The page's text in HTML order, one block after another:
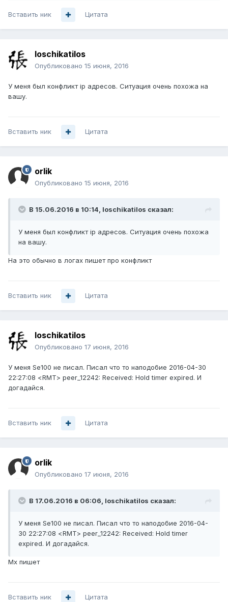
Вставить ник Цитата
loschikatilos
Опубликовано 15 июня, 2016
У меня был конфликт ip адресов. Ситуация очень похожа на
вашу.
Вставить ник Цитата
orlik
Опубликовано 15 июня, 2016
В 15.06.2016 в 10:14, loschikatilos сказал:
У меня был конфликт ip адресов. Ситуация очень похожа
на вашу.
На это обычно в логах пишет про конфликт
Вставить ник Цитата
loschikatilos
Опубликовано 17 июня, 2016
У меня Se100 не писал. Писал что то наподобие 2016-04-30
22:27:08 <RMT> peer_12242: Received: Hold timer expired. И
догадайся.
Вставить ник Цитата
orlik
Опубликовано 17 июня, 2016
В 17.06.2016 в 06:06, loschikatilos сказал:
У меня Se100 не писал. Писал что то наподобие 2016-04-
30 22:27:08 <RMT> peer_12242: Received: Hold timer
expired. И догадайся.
Mx пишет
Вставить ник Цитата